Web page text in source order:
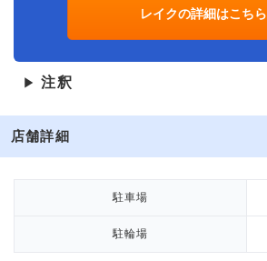
レイクの詳細はこちら
▶ 注釈
店舗詳細
駐車場
駐輪場